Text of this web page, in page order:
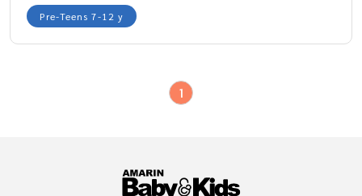
Pre-Teens 7-12 y
1